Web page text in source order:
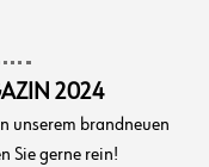
2024
unserem brandneuen
Sie gerne rein!